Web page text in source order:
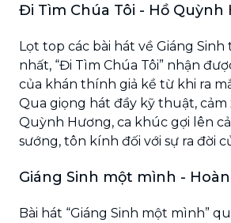
Đi Tìm Chúa Tôi - Hồ Quỳnh
Lọt top các bài hát về Giáng Sinh
nhất, “Đi Tìm Chúa Tôi” nhận
của khán thính giả kề từ khi ra
Qua giọng hát đầy kỹ thuật, cảm
Quỳnh Hương, ca khúc gợi lên
sướng, tôn kính đối với sự ra đời
Giáng Sinh một mình -
Bài hát “Giáng Sinh một mình”